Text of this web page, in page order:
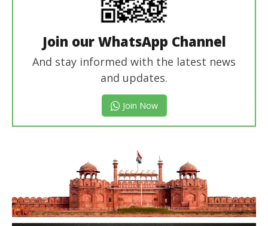
Join our WhatsApp Channel
And stay informed with the latest news
and updates.
Join Now